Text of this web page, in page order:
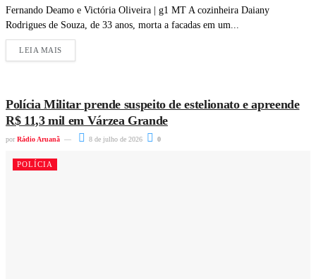
Fernando Deamo e Victória Oliveira | g1 MT A cozinheira Daiany
Rodrigues de Souza, de 33 anos, morta a facadas em um...
LEIA MAIS
Polícia Militar prende suspeito de estelionato e apreende
R$ 11,3 mil em Várzea Grande
por Rádio Aruanã 8 de julho de 2026 0
POLÍCIA